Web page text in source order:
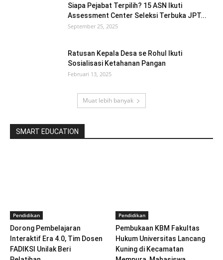
Siapa Pejabat Terpilih? 15 ASN Ikuti
Assessment Center Seleksi Terbuka JPT...
September 25, 2025
Ratusan Kepala Desa se Rohul Ikuti
Sosialisasi Ketahanan Pangan
Februari 13, 2025
Muat lebih banyak
SMART EDUCATION
Pendidikan
Dorong Pembelajaran
Interaktif Era 4.0, Tim Dosen
FADIKSI Unilak Beri
Pendidikan
Pembukaan KBM Fakultas
Hukum Universitas Lancang
Kuning di Kecamatan